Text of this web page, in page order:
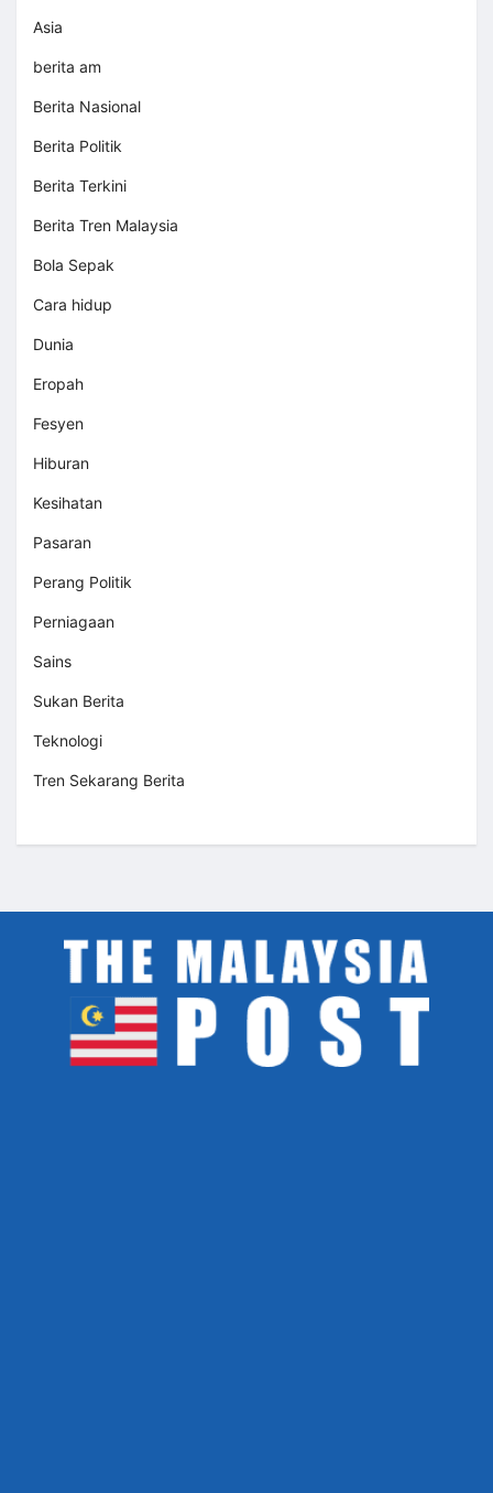
Asia
berita am
Berita Nasional
Berita Politik
Berita Terkini
Berita Tren Malaysia
Bola Sepak
Cara hidup
Dunia
Eropah
Fesyen
Hiburan
Kesihatan
Pasaran
Perang Politik
Perniagaan
Sains
Sukan Berita
Teknologi
Tren Sekarang Berita